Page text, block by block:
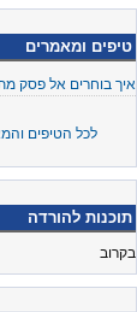
טיפים ומאמרים
איך בוחרים אל פסק
לכל הטיפים
תוכנות להורדה
בקרוב